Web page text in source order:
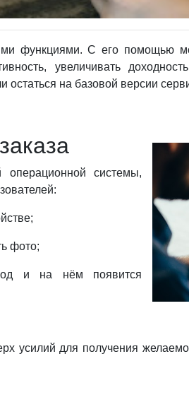
функциями. С его помощью
увеличивать
на базовой версии
системы,
фото;
и на нём появится
усилий для получения